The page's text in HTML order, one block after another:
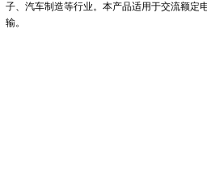
子、汽车制造等行业。本产品适用于交流额定
输。